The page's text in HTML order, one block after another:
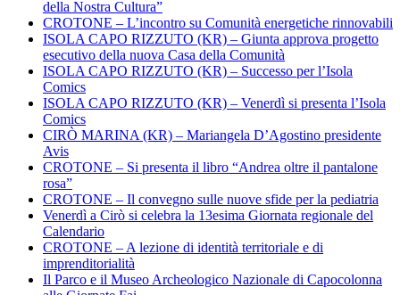
della Nostra Cultura”
CROTONE – L’incontro su Comunità energetiche rinnovabili
ISOLA CAPO RIZZUTO (KR) – Giunta approva progetto
esecutivo della nuova Casa della Comunità
ISOLA CAPO RIZZUTO (KR) – Successo per l’Isola
Comics
ISOLA CAPO RIZZUTO (KR) – Venerdì si presenta l’Isola
Comics
CIRÒ MARINA (KR) – Mariangela D’Agostino presidente
Avis
CROTONE – Si presenta il libro “Andrea oltre il pantalone
rosa”
CROTONE – Il convegno sulle nuove sfide per la pediatria
Venerdì a Cirò si celebra la 13esima Giornata regionale del
Calendario
CROTONE – A lezione di identità territoriale e di
imprenditorialità
Il Parco e il Museo Archeologico Nazionale di Capocolonna